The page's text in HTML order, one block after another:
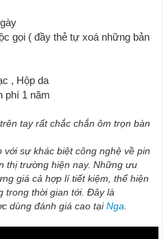
gọi ( đầy thẻ tự xoá những bản
, Hộp da
phí 1 năm
tay rất chắc chắn ôm trọn bàn
sự khác biệt công nghệ về pin
thị trường hiện nay. Những ưu
giá cả hợp lí tiết kiệm, thể hiện
trong thời gian tới. Đây là
dùng đánh giá cao tạiNga